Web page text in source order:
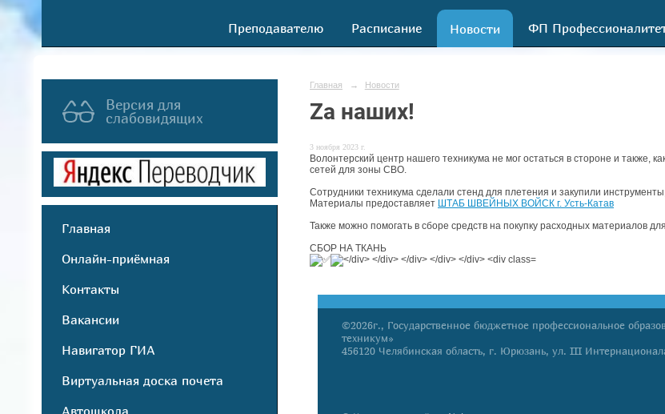
Преподавателю Расписание Новости ФП
Версия для
слабовидящих
Главная
Онлайн-приёмная
Контакты
Вакансии
Навигатор ГИА
Виртуальная доска почета
Главная → Новости
Za наших!
3 ноября 2023 г.
Волонтерский центр нашего техникума не мог остаться в стороне и также,
сетей для зоны СВО.
Сотрудники техникума сделали стенд для плетения и закупили
Материалы предоставляет ШТАБ ШВЕЙНЫХ ВОЙСК г. Усть-Катав
Также можно помогать в сборе средств на покупку расходных материалов
СБОР НА ТКАНЬ
©2026г., Государственное бюджетное профессиональное
техникум»
456120 Челябинская область, г. Юрюзань, ул. III